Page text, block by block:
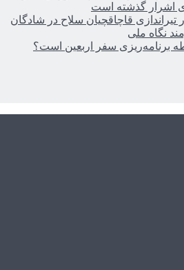
اشرار گذشته است
قاچاقچیان سلاح در شادگان
نگاه ملی
برنامه‌ریزی سفر اربعین است؟